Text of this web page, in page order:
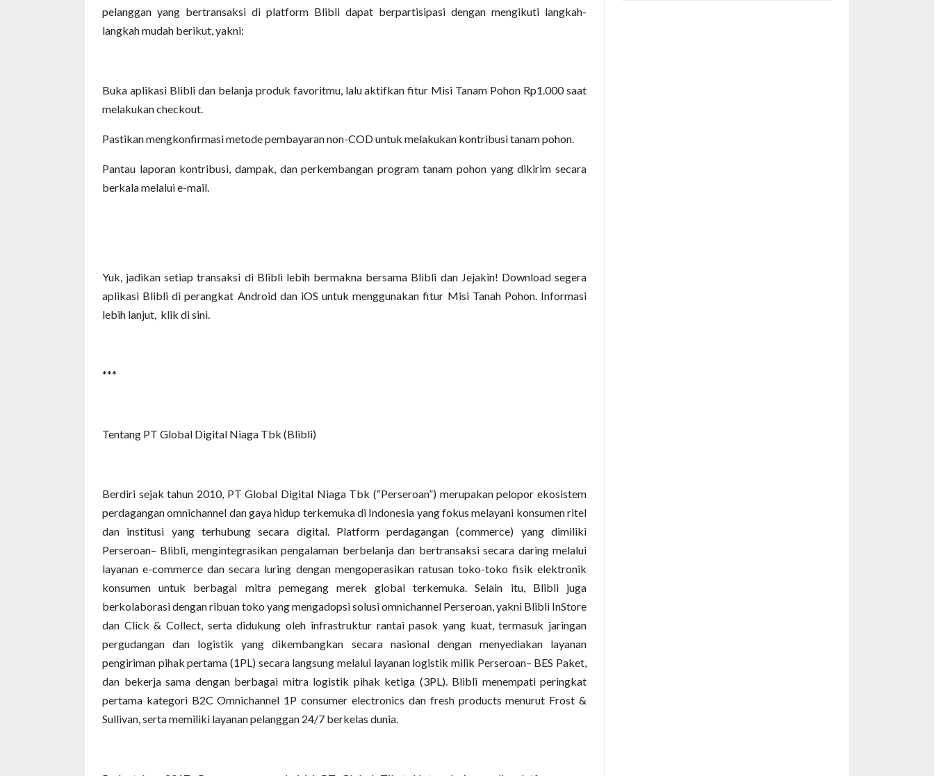
pelanggan yang bertransaksi di platform Blibli dapat berpartisipasi dengan mengikuti langkah-
langkah mudah berikut, yakni:
Buka aplikasi Blibli dan belanja produk favoritmu, lalu aktifkan fitur Misi Tanam Pohon Rp1.000 saat
melakukan checkout.
Pastikan mengkonfirmasi metode pembayaran non-COD untuk melakukan kontribusi tanam pohon.
Pantau laporan kontribusi, dampak, dan perkembangan program tanam pohon yang dikirim secara
berkala melalui e-mail.
Yuk, jadikan setiap transaksi di Blibli lebih bermakna bersama Blibli dan Jejakin! Download segera
aplikasi Blibli di perangkat Android dan iOS untuk menggunakan fitur Misi Tanah Pohon. Informasi
lebih lanjut, klik di sini.
***
Tentang PT Global Digital Niaga Tbk (Blibli)
Berdiri sejak tahun 2010, PT Global Digital Niaga Tbk (“Perseroan”) merupakan pelopor ekosistem
perdagangan omnichannel dan gaya hidup terkemuka di Indonesia yang fokus melayani konsumen ritel
dan institusi yang terhubung secara digital. Platform perdagangan (commerce) yang dimiliki
Perseroan– Blibli, mengintegrasikan pengalaman berbelanja dan bertransaksi secara daring melalui
layanan e-commerce dan secara luring dengan mengoperasikan ratusan toko-toko fisik elektronik
konsumen untuk berbagai mitra pemegang merek global terkemuka. Selain itu, Blibli juga
berkolaborasi dengan ribuan toko yang mengadopsi solusi omnichannel Perseroan, yakni Blibli InStore
dan Click & Collect, serta didukung oleh infrastruktur rantai pasok yang kuat, termasuk jaringan
pergudangan dan logistik yang dikembangkan secara nasional dengan menyediakan layanan
pengiriman pihak pertama (1PL) secara langsung melalui layanan logistik milik Perseroan– BES Paket,
dan bekerja sama dengan berbagai mitra logistik pihak ketiga (3PL). Blibli menempati peringkat
pertama kategori B2C Omnichannel 1P consumer electronics dan fresh products menurut Frost &
Sullivan, serta memiliki layanan pelanggan 24/7 berkelas dunia.